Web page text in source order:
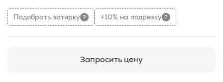
Подобрать затирку +10% на подрезку
Запросить цену